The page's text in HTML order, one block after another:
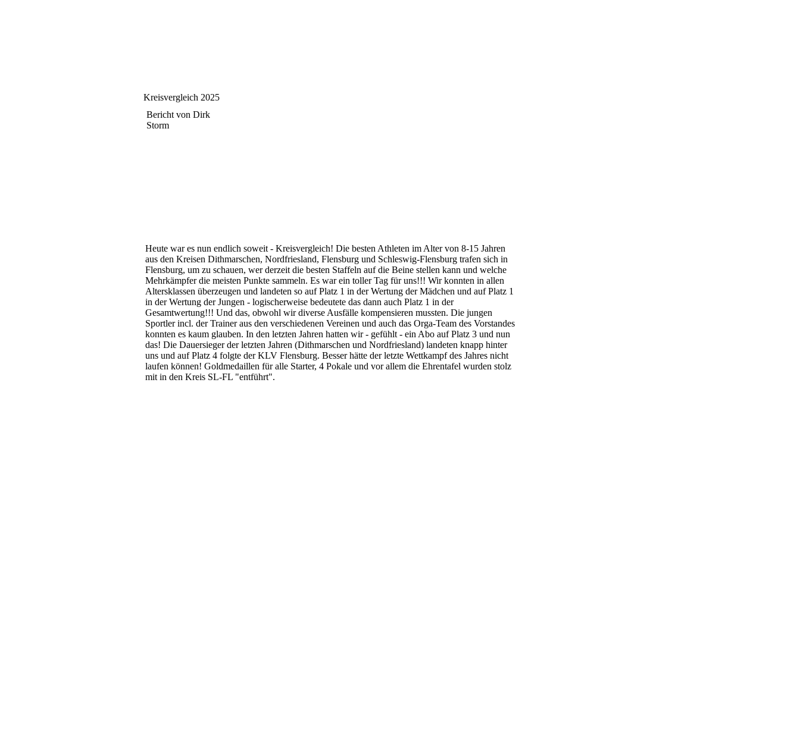
Heute war es nun endlich soweit - Kreisvergleich! Die besten Athleten im Alter von 8-15 Jahren
aus den Kreisen Dithmarschen, Nordfriesland, Flensburg und Schleswig-Flensburg trafen sich in
Flensburg, um zu schauen, wer derzeit die besten Staffeln auf die Beine stellen kann und welche
Mehrkämpfer die meisten Punkte sammeln. Es war ein toller Tag für uns!!! Wir konnten in allen
Altersklassen überzeugen und landeten so auf Platz 1 in der Wertung der Mädchen und aufPlatz 1
in der Wertung der Jungen - logischerweise bedeutete das dann auch Platz 1 in der
Gesamtwertung!!! Und das, obwohl wir diverse Ausfälle kompensieren mussten. Die jungen
Sportler incl. der Trainer aus den verschiedenen Vereinen und auch das Orga-Team des Vorstandes
konnten es kaum glauben. In den letzten Jahren hatten wir - gefühlt - ein Abo auf Platz 3 und nun
das! Die Dauersieger der letzten Jahren (Dithmarschen und Nordfriesland) landeten knapp hinter
uns und auf Platz 4 folgte der KLV Flensburg. Besser hätte der letzte Wettkampf des Jahres nicht
laufen können! Goldmedaillen für alle Starter, 4 Pokale und vor allem die Ehrentafel wurden stolz
mit in den Kreis SL-FL "entführt".
Kreisvergleich 2025
Bericht von Dirk
Storm